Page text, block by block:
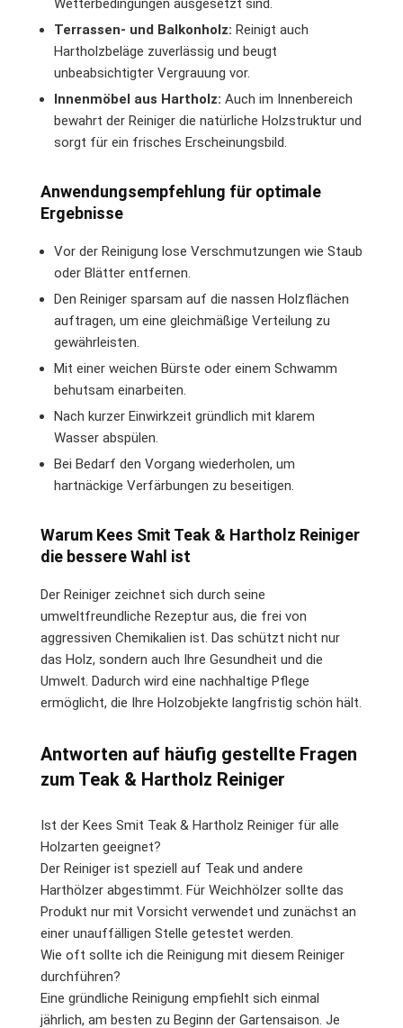
Terrassen- und Balkonholz: Reinigt auch
Hartholzbeläge zuverlässig und beugt
unbeabsichtigter Vergrauung vor.
Innenmöbel aus Hartholz: Auch im Innenbereich
bewahrt der Reiniger die natürliche Holzstruktur und
sorgt für ein frisches Erscheinungsbild.
Anwendungsempfehlung für optimale
Ergebnisse
Vor der Reinigung lose Verschmutzungen wie Staub
oder Blätter entfernen.
Den Reiniger sparsam auf die nassen Holzflächen
auftragen, um eine gleichmäßige Verteilung zu
gewährleisten.
Mit einer weichen Bürste oder einem Schwamm
behutsam einarbeiten.
Nach kurzer Einwirkzeit gründlich mit klarem
Wasser abspülen.
Bei Bedarf den Vorgang wiederholen, um
hartnäckige Verfärbungen zu beseitigen.
Warum Kees Smit Teak & Hartholz Reiniger
die bessere Wahl ist
Der Reiniger zeichnet sich durch seine
umweltfreundliche Rezeptur aus, die frei von
aggressiven Chemikalien ist. Das schützt nicht nur
das Holz, sondern auch Ihre Gesundheit und die
Umwelt. Dadurch wird eine nachhaltige Pflege
ermöglicht, die Ihre Holzobjekte langfristig schön hält.
Antworten auf häufig gestellte Fragen
zum Teak & Hartholz Reiniger
Ist der Kees Smit Teak & Hartholz Reiniger für alle
Holzarten geeignet?
Der Reiniger ist speziell auf Teak und andere
Harthölzer abgestimmt. Für Weichhölzer sollte das
Produkt nur mit Vorsicht verwendet und zunächst an
einer unauffälligen Stelle getestet werden.
Wie oft sollte ich die Reinigung mit diesem Reiniger
durchführen?
Eine gründliche Reinigung empfiehlt sich einmal
jährlich, am besten zu Beginn der Gartensaison. Je